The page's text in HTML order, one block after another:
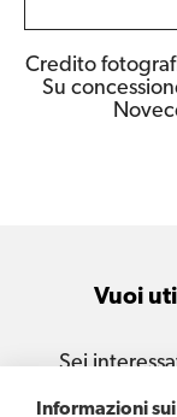
Informazioni
Credito
Su
Vuoi
Sei
per le